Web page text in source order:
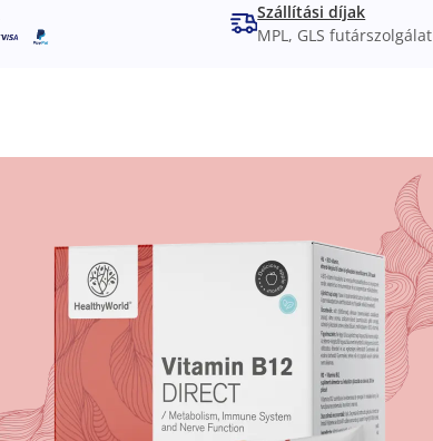
Szállítási díjak
MPL, GLS futárszolgálat